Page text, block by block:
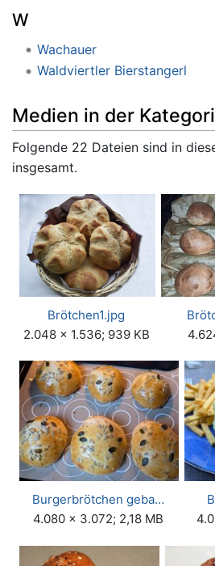
W
Wachauer
Waldviertler Bierstangerl
Medien in der
Folgende 22 Dateien sind in
insgesamt.
Brötchen1.jpg
2.048 × 1.536; 939 KB
Burgerbrötchen geba…
4.080 × 3.072; 2,18 MB